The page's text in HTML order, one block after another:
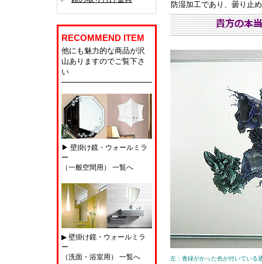
RECOMMEND ITEM
他にも魅力的な商品が沢
山ありますのでご覧下さ
い
▶ 壁掛け鏡・ウォールミラ
ー
（一般空間用） 一覧へ
▶ 壁掛け鏡・ウォールミラ
ー
（洗面・浴室用） 一覧へ
防湿加工であり、曇り止
左：青緑がかった色が付いている